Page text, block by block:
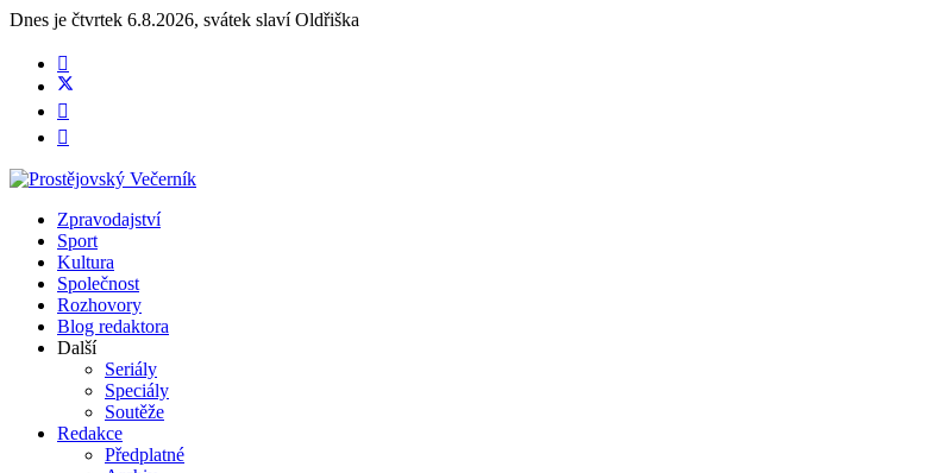
Dnes je čtvrtek 6.8.2026, svátek slavíOldřiška
Zpravodajství
Sport
Kultura
Společnost
Rozhovory
Blog redaktora
Další
Seriály
Speciály
Soutěže
Redakce
Předplatné